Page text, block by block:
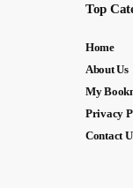
Top
Home
About Us
My
Privacy
Contact